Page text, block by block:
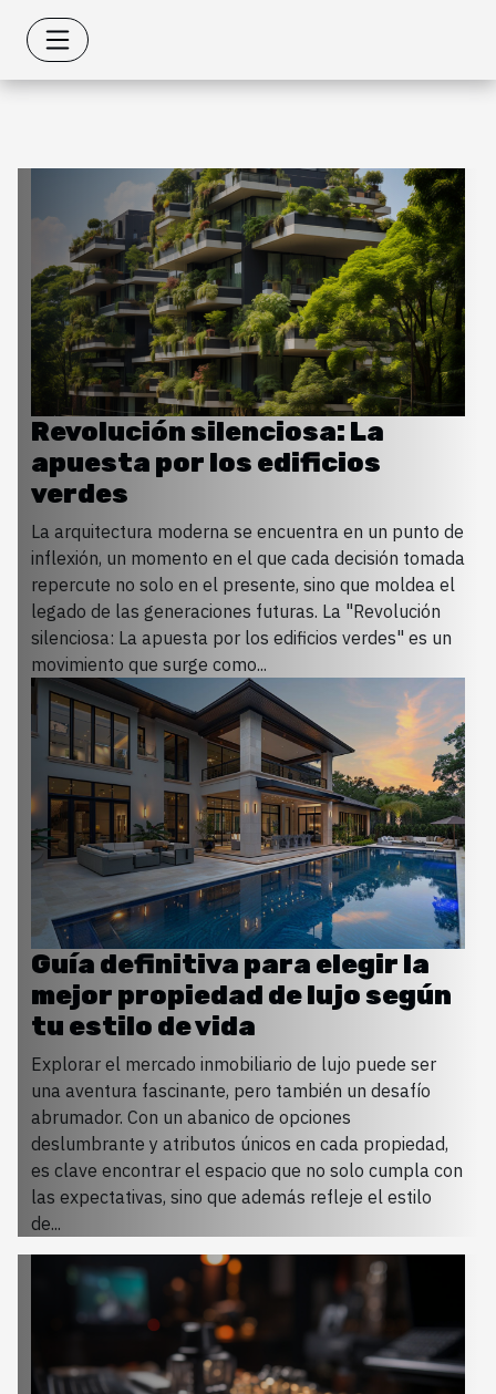
Revolución silenciosa: La
apuesta por los edificios
verdes
La arquitectura moderna se encuentra en un punto de
inflexión, un momento en el que cada decisión tomada
repercute no solo en el presente, sino que moldea el
legado de las generaciones futuras. La "Revolución
silenciosa: La apuesta por los edificios verdes" es un
movimiento que surge como...
Guía definitiva para elegir la
mejor propiedad de lujo según
tu estilo de vida
Explorar el mercado inmobiliario de lujo puede ser
una aventura fascinante, pero también un desafío
abrumador. Con un abanico de opciones
deslumbrante y atributos únicos en cada propiedad,
es clave encontrar el espacio que no solo cumpla con
las expectativas, sino que además refleje el estilo
de...